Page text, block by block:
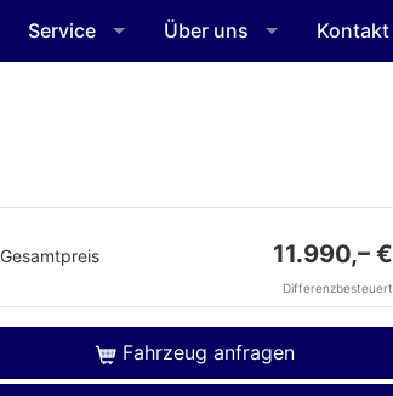
Service Über uns Kontakt
Gesamtpreis 11.990,– €
Differenzbesteuert
Fahrzeug anfragen